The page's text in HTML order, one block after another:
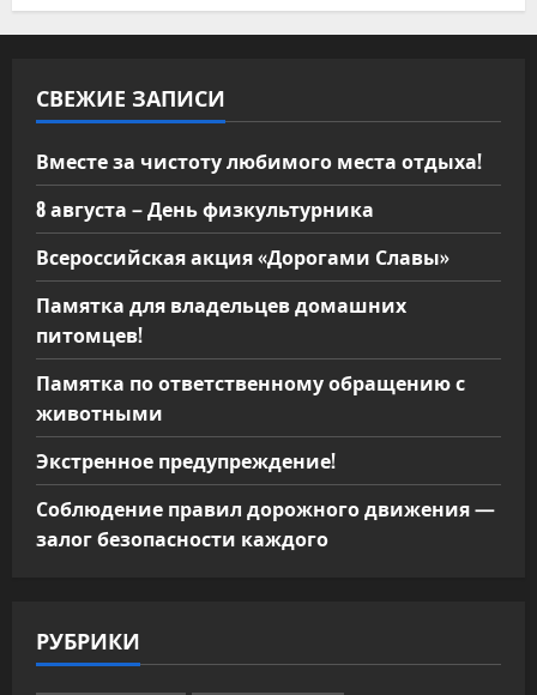
СВЕЖИЕ ЗАПИСИ
Вместе за чистоту любимого места отдыха!
8 августа – День физкультурника
Всероссийская акция «Дорогами Славы»
Памятка для владельцев домашних
питомцев!
Памятка по ответственному обращению с
животными
Экстренное предупреждение!
Соблюдение правил дорожного движения —
залог безопасности каждого
РУБРИКИ